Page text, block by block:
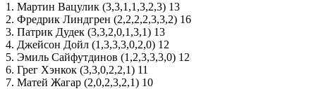
1. Мартин Вацулик (3,3,1,1,3,2,3) 13
2. Фредрик Линдгрен (2,2,2,2,3,3,2) 16
3. Патрик Дудек (3,3,2,0,1,3,1) 13
4. Джейсон Дойл (1,3,3,3,0,2,0) 12
5. Эмиль Сайфутдинов (1,2,3,3,3,0) 12
6. Грег Хэнкок (3,3,0,2,2,1) 11
7. Матей Жагар (2,0,2,3,2,1) 10